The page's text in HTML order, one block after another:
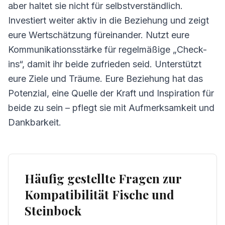
aber haltet sie nicht für selbstverständlich.
Investiert weiter aktiv in die Beziehung und zeigt
eure Wertschätzung füreinander. Nutzt eure
Kommunikationsstärke für regelmäßige „Check-
ins“, damit ihr beide zufrieden seid. Unterstützt
eure Ziele und Träume. Eure Beziehung hat das
Potenzial, eine Quelle der Kraft und Inspiration für
beide zu sein – pflegt sie mit Aufmerksamkeit und
Dankbarkeit.
Häufig gestellte Fragen zur
Kompatibilität Fische und
Steinbock